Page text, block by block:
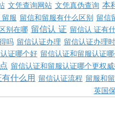
文凭查询网站 文凭真伪查询 本
留服 留信和留服有什么区别
留信
别在哪 留信认 证 留信认 证有
吗 留信认证办理 留信认证办理
认证哪个好 留信认证和留服认证
留信认证和留服认证哪个更权
有什么用 留信认证流程 留服和
英国